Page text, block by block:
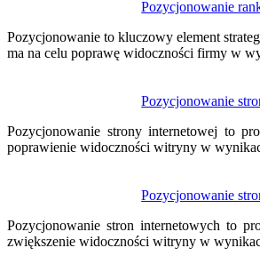
Pozycjonowanie
Pozycjonowanie to kluczowy element
ma na celu poprawę widoczności firmy w
Pozycjonowanie
Pozycjonowanie strony internetowej to
poprawienie widoczności witryny w
Pozycjonowanie
Pozycjonowanie stron internetowych to
zwiększenie widoczności witryny w